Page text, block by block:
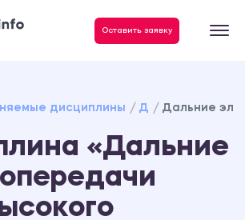
Оставить заявку
дисциплины Д Дальние
«Дальние